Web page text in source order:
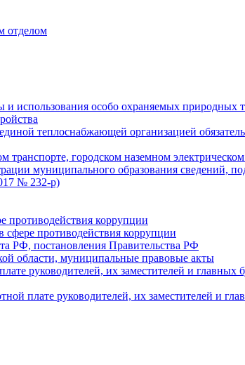
отделом
использования особо охраняемых природных
теплоснабжающей организацией
городском наземном
муниципального образования сведений,
№ 232-р)
противодействия коррупции
противодействия коррупции
РФ, постановления Правительства РФ
области, муниципальные правовые акты
руководителей, их заместителей и
плате руководителей, их заместителей и